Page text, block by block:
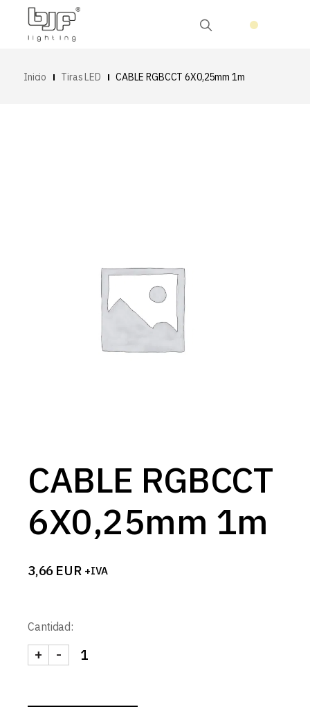
Inicio Tiras LED CABLE RGBCCT 6X0,25mm 1m
CABLE RGBCCT
6X0,25mm 1m
3,66 EUR +IVA
Cantidad:
CABLE RGBCCT 6X0,25mm 1m cantidad
-
+